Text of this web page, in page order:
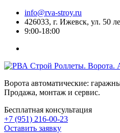
info@rva-stroy.ru
426033, г. Ижевск, ул. 50
9:00-18:00
Роллеты. Ворота.
Ворота автоматические:
Продажа, монтаж и сервис.
Бесплатная консультация
+7 (951) 216-00-23
Оставить заявку